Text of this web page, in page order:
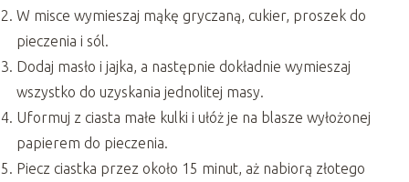
W misce wymieszaj mąkę gryczaną, cukier, proszek do
pieczenia i sól.
Dodaj masło i jajka, a następnie dokładnie wymieszaj
wszystko do uzyskania jednolitej masy.
Uformuj z ciasta małe kulki i ułóż je na blasze wyłożonej
papierem do pieczenia.
Piecz ciastka przez około 15 minut, aż nabiorą złotego